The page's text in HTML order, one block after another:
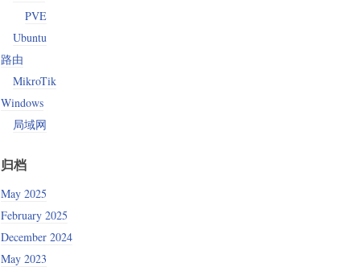
PVE
Ubuntu
路由
MikroTik
Windows
局域网
归档
May 2025
February 2025
December 2024
May 2023